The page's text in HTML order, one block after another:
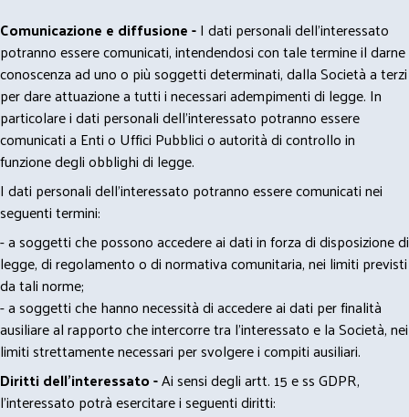
Comunicazione e diffusione -I dati personali dell’interessato
potranno essere comunicati, intendendosi con tale termine il darne
conoscenza ad uno o più soggetti determinati, dalla Società a terzi
per dare attuazione a tutti i necessari adempimenti di legge. In
particolare i dati personali dell’interessato potranno essere
comunicati a Enti o Uffici Pubblici o autorità di controllo in
funzione degli obblighi di legge.
I dati personali dell’interessato potranno essere comunicati nei
seguenti termini:
- a soggetti che possono accedere ai dati in forza di disposizione di
legge, di regolamento o di normativa comunitaria, nei limiti previsti
da tali norme;
- a soggetti che hanno necessità di accedere ai dati per finalità
ausiliare al rapporto che intercorre tra l’interessato e la Società, nei
limiti strettamente necessari per svolgere i compiti ausiliari.
Diritti dell’interessato -Ai sensi degli artt. 15 e ss GDPR,
l’interessato potrà esercitare i seguenti diritti: